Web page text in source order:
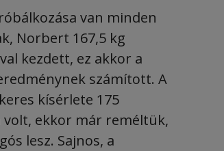
van minden
Norbert 167,5 kg
kezdett, ez akkor a
számított. A
kísérlete 175
ekkor már reméltük,
lesz. Sajnos, a